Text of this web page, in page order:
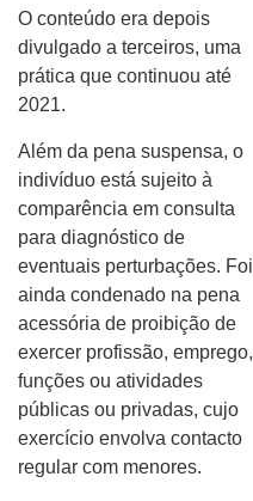
O conteúdo era depois
divulgado a terceiros, uma
prática que continuou até
2021.
Além da pena suspensa, o
indivíduo está sujeito à
comparência em consulta
para diagnóstico de
eventuais perturbações. Foi
ainda condenado na pena
acessória de proibição de
exercer profissão, emprego,
funções ou atividades
públicas ou privadas, cujo
exercício envolva contacto
regular com menores.